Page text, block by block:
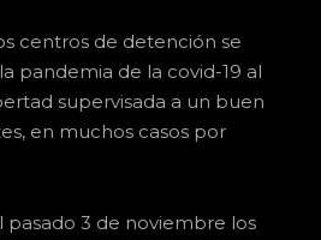
centros de detención se
pandemia de la covid-19 al
supervisada a un buen
en muchos casos por
pasado 3 de noviembre los